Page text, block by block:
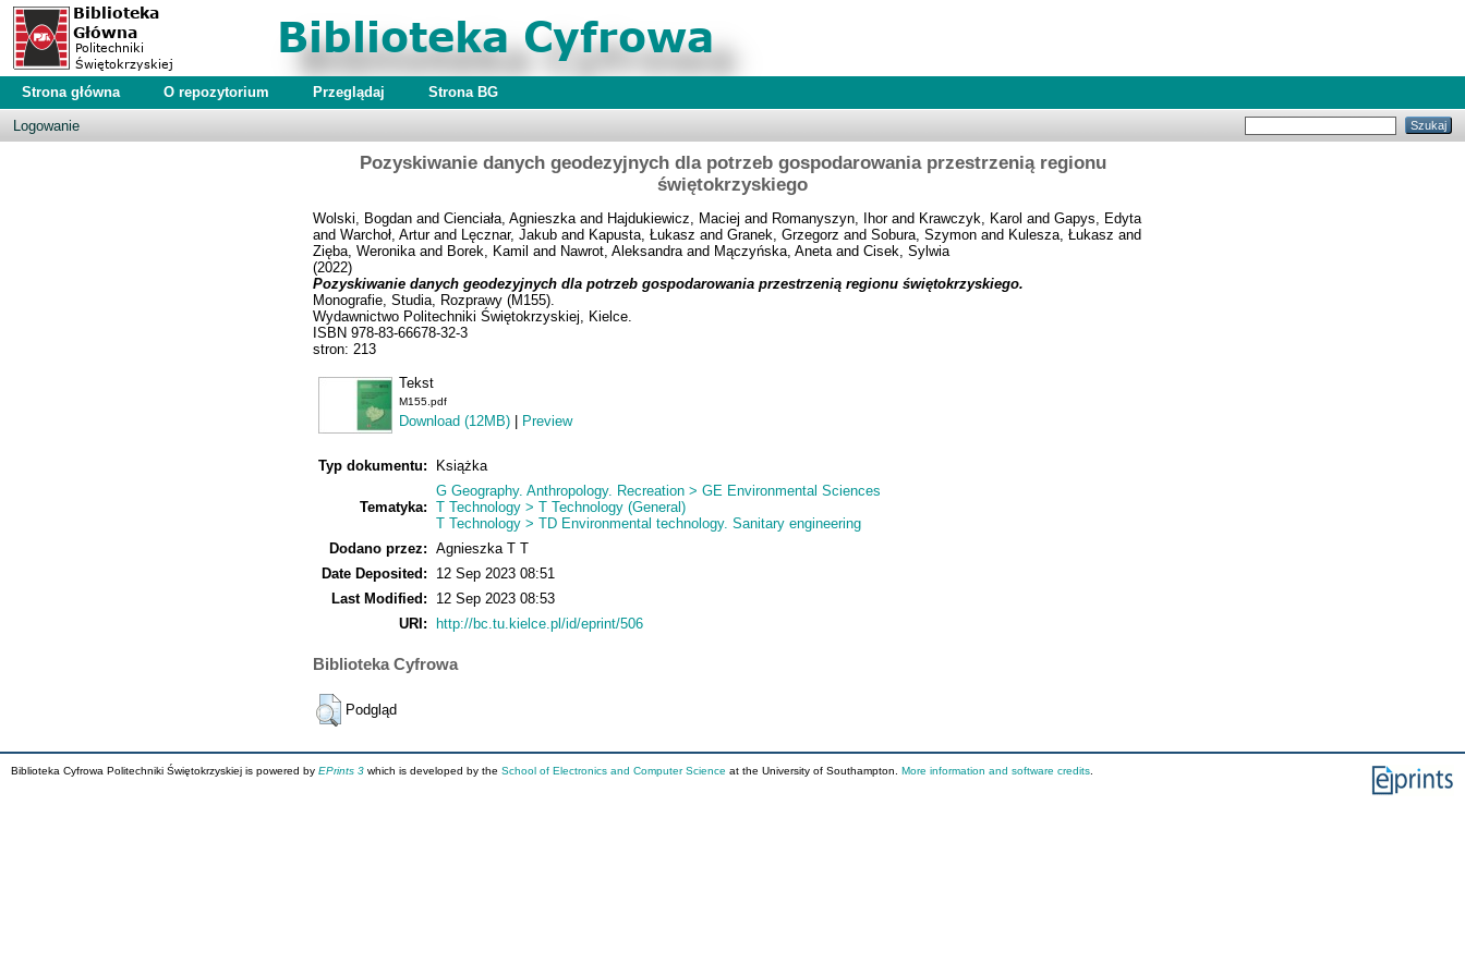
Strona główna O repozytorium Przeglądaj Strona BG
Logowanie
Pozyskiwanie danych geodezyjnych dla potrzeb gospodarowania przestrzenią regionu
świętokrzyskiego
Wolski, Bogdan and Cienciała, Agnieszka and Hajdukiewicz, Maciej and Romanyszyn, Ihorand Krawczyk, Karol and Gapys, Edyta
and Warchoł, Arturand Lęcznar, Jakub and Kapusta, Łukasz and Granek, Grzegorz and Sobura, Szymon and Kulesza, Łukasz and
Zięba, Weronika and Borek, Kamil and Nawrot, Aleksandra and Mączyńska, Aneta and Cisek, Sylwia
(2022)
Pozyskiwanie danych geodezyjnych dla potrzeb gospodarowania przestrzenią regionu świętokrzyskiego.
Monografie, Studia, Rozprawy (M155).
Wydawnictwo Politechniki Świętokrzyskiej, Kielce.
ISBN 978-83-66678-32-3
stron: 213
Tekst
M155.pdf
Download (12MB) | Preview
Typ dokumentu: Książka
Tematyka:
G Geography. Anthropology. Recreation > GE Environmental Sciences
T Technology > T Technology (General)
T Technology > TD Environmental technology. Sanitary engineering
Dodano przez: Agnieszka T T
Date Deposited:
12 Sep 2023 08:51
Last Modified:
12 Sep 2023 08:53
URI:
http://bc.tu.kielce.pl/id/eprint/506
Biblioteka Cyfrowa
Podgląd
Biblioteka Cyfrowa Politechniki Świętokrzyskiej is powered by EPrints 3 which is developed by the School of Electronics and Computer Science at the University of Southampton. More information and software credits